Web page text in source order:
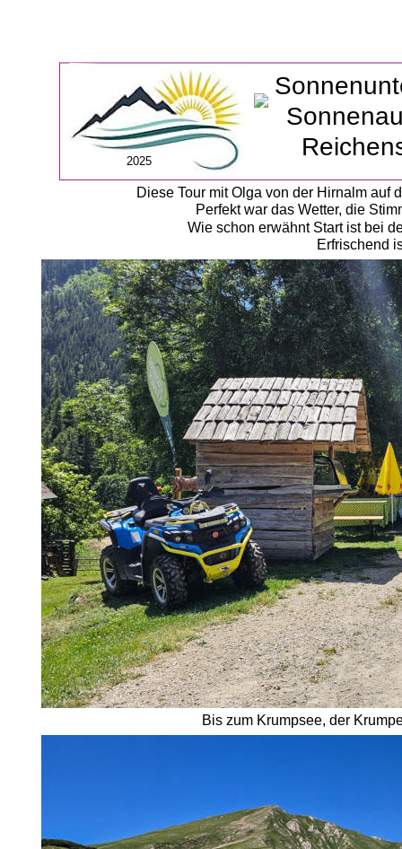
Diese Tour mit Olga von der Hirnalm
Perfekt war das Wetter, die
Wie schon erwähnt Start ist bei
Erfrischend
2025
Bis zum Krumpsee, der